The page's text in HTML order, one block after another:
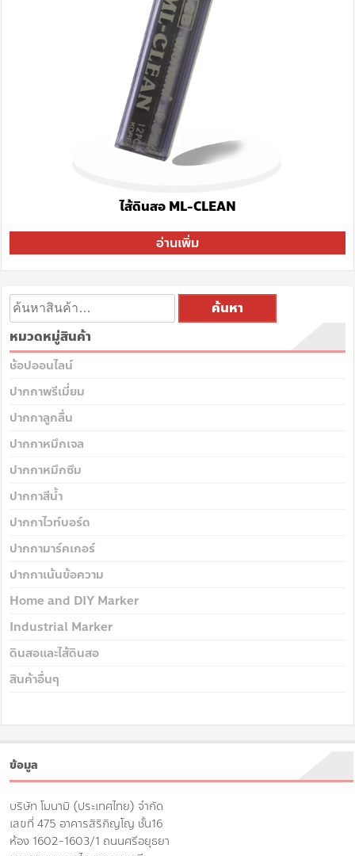
ไส้ดินสอ ML-CLEAN
อ่านเพิ่ม
ค้นหา
หมวดหมู่สินค้า
ช้อปออนไลน์
ปากกาพรีเมี่ยม
ปากกาลูกลื่น
ปากกาหมึกเจล
ปากกาหมึกซึม
ปากกาสีน้ำ
ปากกาไวท์บอร์ด
ปากกามาร์คเกอร์
ปากกาเน้นข้อความ
Home and DIY Marker
Industrial Marker
ดินสอและไส้ดินสอ
สินค้าอื่นๆ
ข้อมูล
บริษัท โมนามิ (ประเทศไทย) จำกัด
เลขที่ 475 อาคารสิริภิญโญ ชั้น16
ห้อง 1602-1603/1 ถนนศรีอยุธยา